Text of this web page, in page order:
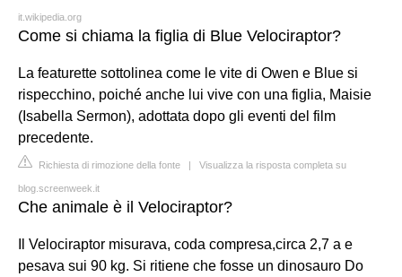
it.wikipedia.org
Come si chiama la figlia di Blue Velociraptor?
La featurette sottolinea come le vite di Owen e Blue si
rispecchino, poiché anche lui vive con una figlia, Maisie
(Isabella Sermon), adottata dopo gli eventi del film
precedente.
Richiesta di rimozione della fonte | Visualizza la risposta completa su
blog.screenweek.it
Che animale è il Velociraptor?
Il Velociraptor misurava, coda compresa,circa 2,7 a e
pesava sui 90 kg. Si ritiene che fosse un dinosauro Do